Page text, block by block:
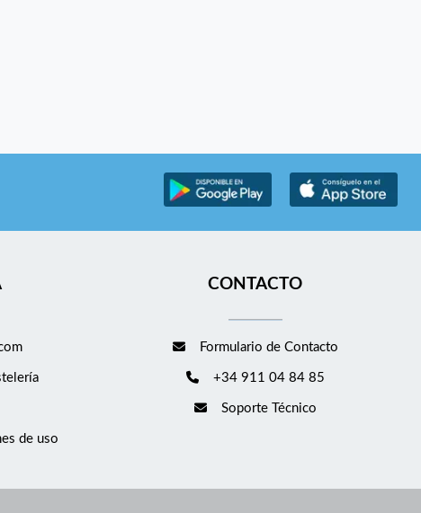
de uso
CONTACTO
Formulario de Contacto
+34 911 04 84 85
Soporte Técnico